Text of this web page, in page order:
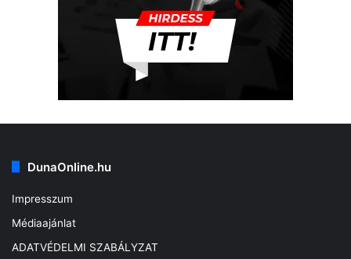
DunaOnline.hu
Impresszum
Médiaajánlat
ADATVÉDELMI SZABÁLYZAT